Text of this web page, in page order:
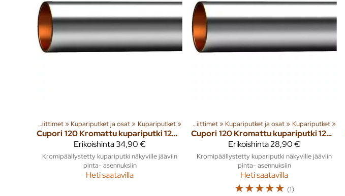
Putket ja liittimet‪» Kupariputket ja osat‪» Kupariputket‪»
Cupori
120 Kromattu kupariputki 12mm 3m
Erikoishinta34,90 €
Kromipäällystetty kupariputki näkyville jääviin
pinta- asennuksiin
Heti saatavilla
ja tuotteita‪» Rakenna‪»Lämmitysjärjestelmät‪» Putket ja liittimet‪» Kupariputket ja osat‪» Kupariputket‪»
Cupori
120 Kromattu kupariputki 12mm, pituus 2,75m
Erikoishinta28,90 €
Kromipäällystetty kupariputki näkyville jääviin
pinta- asennuksiin
Heti saatavilla
☆☆☆☆☆ (1)
Tuoteryhmiä ja tuotteita Rakenna‪»Lämmitysjärjestelmät‪» Putket ja liittimet
Tuoteryhmiä ja tuotteita